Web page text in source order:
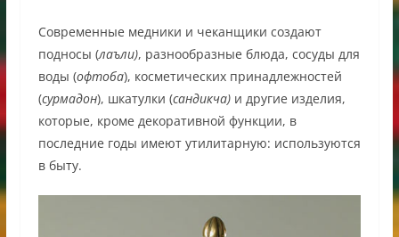
Современные медники и чеканщики создают
подносы (лаъли), разнообразные блюда, сосуды для
воды (офтоба), косметических принадлежностей
(сурмадон), шкатулки (сандикча)и другие изделия,
которые, кроме декоративной функции, в
последние годы имеют утилитарную: используются
в быту.